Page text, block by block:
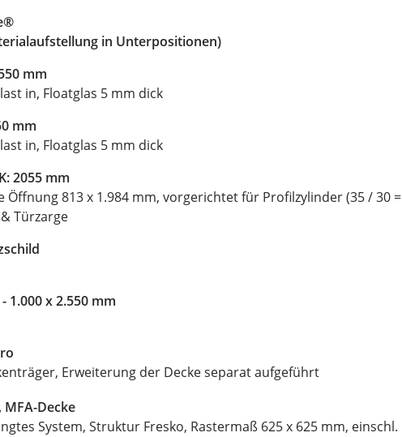
in Unterpositionen)
mm
in, Floatglas 5 mm dick
mm
in, Floatglas 5 mm dick
2055 mm
813 x 1.984 mm, vorgerichtet für Profilzylinder (35 / 30 =
Türzarge
1.000 x 2.550 mm
Erweiterung der Decke separat aufgeführt
Decke
System, Struktur Fresko, Rastermaß 625 x 625 mm, einschl.